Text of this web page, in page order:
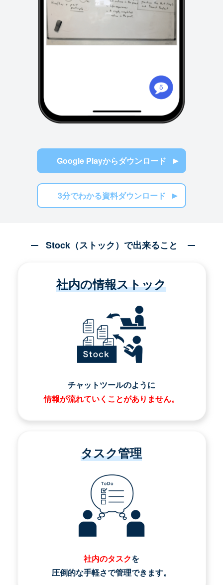
Google Playからダウンロード
3分でわかる資料ダウンロード
Stock（ストック）で出来ること
社内の情報ストック
チャットツールのように
情報が流れていくことがありません。
タスク管理
社内のタスクを
圧倒的な手軽さで管理できます。